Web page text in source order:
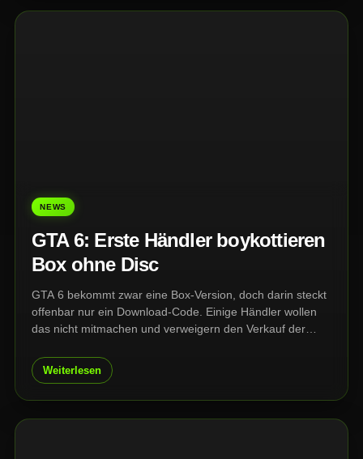
NEWS
GTA 6: Erste Händler boykottieren
Box ohne Disc
GTA 6 bekommt zwar eine Box-Version, doch darin steckt
offenbar nur ein Download-Code. Einige Händler wollen
das nicht mitmachen und verweigern den Verkauf der
Weiterlesen